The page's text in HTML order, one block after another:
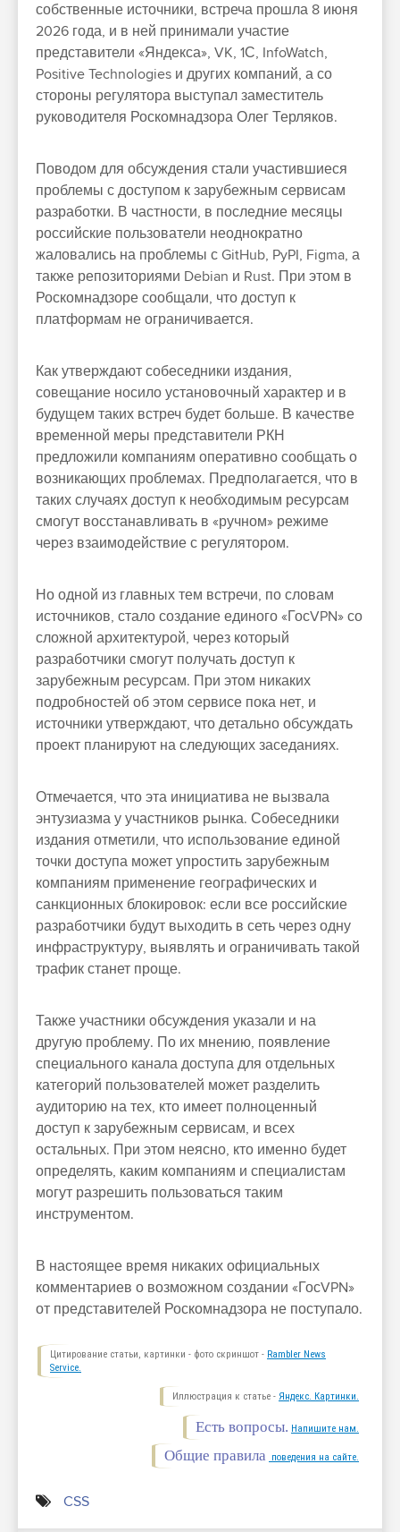
собственные источники, встреча прошла 8 июня
2026 года, и в ней принимали участие
представители «Яндекса», VK, 1С, InfoWatch,
Positive Technologies и других компаний, а со
стороны регулятора выступал заместитель
руководителя Роскомнадзора Олег Терляков.
Поводом для обсуждения стали участившиеся
проблемы с доступом к зарубежным сервисам
разработки. В частности, в последние месяцы
российские пользователи неоднократно
жаловались на проблемы с GitHub, PyPI, Figma, а
также репозиториями Debian и Rust. При этом в
Роскомнадзоре сообщали, что доступ к
платформам не ограничивается.
Как утверждают собеседники издания,
совещание носило установочный характер и в
будущем таких встреч будет больше. В качестве
временной меры представители РКН
предложили компаниям оперативно сообщать о
возникающих проблемах. Предполагается, что в
таких случаях доступ к необходимым ресурсам
смогут восстанавливать в «ручном» режиме
через взаимодействие с регулятором.
Но одной из главных тем встречи, по словам
источников, стало создание единого «ГосVPN» со
сложной архитектурой, через который
разработчики смогут получать доступ к
зарубежным ресурсам. При этом никаких
подробностей об этом сервисе пока нет, и
источники утверждают, что детально обсуждать
проект планируют на следующих заседаниях.
Отмечается, что эта инициатива не вызвала
энтузиазма у участников рынка. Собеседники
издания отметили, что использование единой
точки доступа может упростить зарубежным
компаниям применение географических и
санкционных блокировок: если все российские
разработчики будут выходить в сеть через одну
инфраструктуру, выявлять и ограничивать такой
трафик станет проще.
Также участники обсуждения указали и на
другую проблему. По их мнению, появление
специального канала доступа для отдельных
категорий пользователей может разделить
аудиторию на тех, кто имеет полноценный
доступ к зарубежным сервисам, и всех
остальных. При этом неясно, кто именно будет
определять, каким компаниям и специалистам
могут разрешить пользоваться таким
инструментом.
В настоящее время никаких официальных
комментариев о возможном создании «ГосVPN»
от представителей Роскомнадзора не поступало.
Цитирование статьи, картинки - фото скриншот - Rambler News
Service.
Иллюстрация к статье - Яндекс. Картинки.
Есть вопросы. Напишите нам.
Общие правила поведения на сайте.
CSS